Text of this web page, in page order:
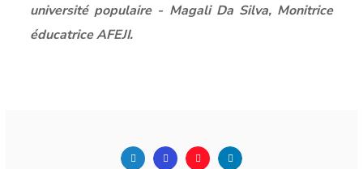
université populaire - Magali Da Silva, Monitrice
éducatrice AFEJI.